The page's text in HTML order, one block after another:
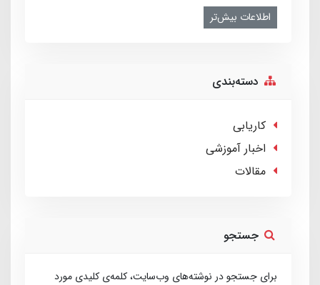
اطلاعات بیش‌تر
دسته‌بندی
کاریابی
اخبار آموزشی
مقالات
جستجو
برای جستجو در نوشته‌های وب‌سایت، کلمه‌ی کلیدی مورد